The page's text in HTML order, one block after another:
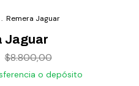
. Remera Jaguar
Jaguar
$8.800,00
o depósito